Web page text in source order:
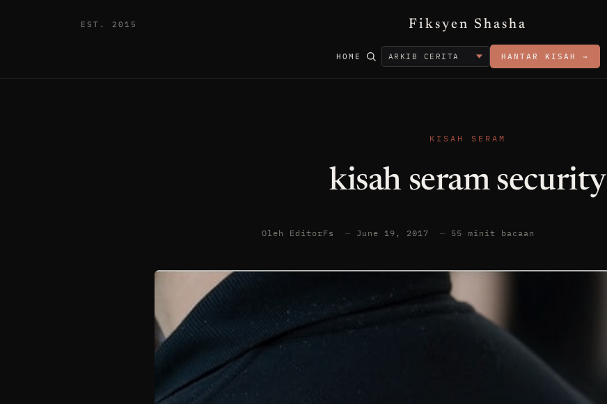
EST. 2015 Fiksyen Shasha
HOME HANTAR KISAH →
KISAH SERAM
kisah seram security
Oleh EditorFs — June 19, 2017 — 55 minit bacaan